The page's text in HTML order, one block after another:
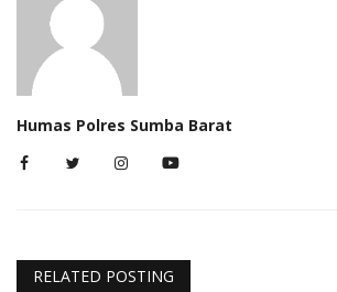
Humas Polres Sumba Barat
RELATED POSTING